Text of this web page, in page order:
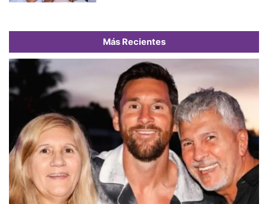
Más Recientes